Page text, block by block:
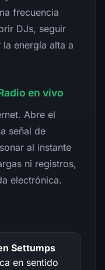
frecuencia
DJs, seguir
energía alta a
en vivo
Abre el
señal de
al instante
ni registros,
electrónica.
Settumps
en sentido